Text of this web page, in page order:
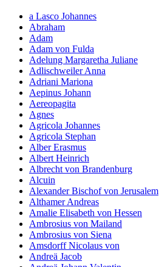
a Lasco Johannes
Abraham
Adam
Adam von Fulda
Adelung Margaretha Juliane
Adlischweiler Anna
Adriani Mariona
Aepinus Johann
Aereopagita
Agnes
Agricola Johannes
Agricola Stephan
Alber Erasmus
Albert Heinrich
Albrecht von Brandenburg
Alcuin
Alexander Bischof von Jerusalem
Althamer Andreas
Amalie Elisabeth von Hessen
Ambrosius von Mailand
Ambrosius von Siena
Amsdorff Nicolaus von
Andreä Jacob